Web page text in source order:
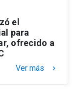
el
para
ofrecido a
Ver más keyboard_arrow_right